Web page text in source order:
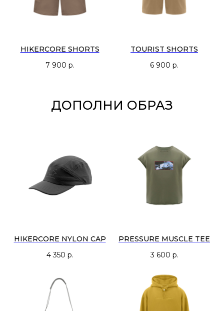
HIKERCORE SHORTS
7 900 р.
TOURIST SHORTS
6 900 р.
ДОПОЛНИ ОБРАЗ
HIKERCORE NYLON CAP
4 350 р.
PRESSURE MUSCLE TEE
3 600 р.